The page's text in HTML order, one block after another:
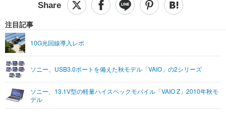
ショッピング その他
エンタメTOP 映画・ドラマ
グラビア ブログ
ショッピング その他
ライフTOP
リリース一覧
プッシュ通知の停止方法
注目記事
10G光回線導入レポ
ソニー、USB3.0ポートを備えた秋モデル「VAIO」の2シリーズ
ソニー、13.1V型の軽量ハイスペックモバイル「VAIO Z」2010年秋モ
デル